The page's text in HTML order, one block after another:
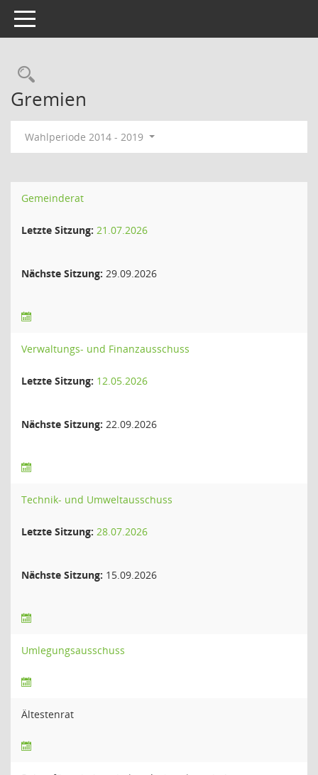
Toggle navigation
Rechercheauswahl
Gremien
Wahlperiode 2014 - 2019
Gemeinderat
Letzte Sitzung: 21.07.2026
Nächste Sitzung: 29.09.2026
Verwaltungs- und Finanzausschuss
Letzte Sitzung: 12.05.2026
Nächste Sitzung: 22.09.2026
Technik- und Umweltausschuss
Letzte Sitzung: 28.07.2026
Nächste Sitzung: 15.09.2026
Umlegungsausschuss
Ältestenrat